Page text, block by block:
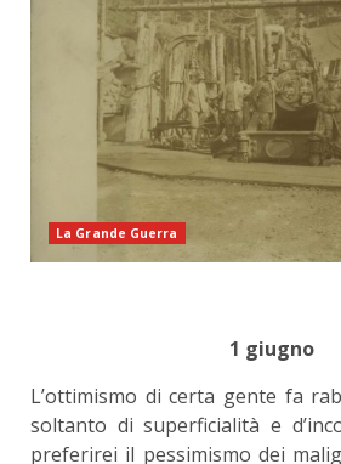
La Grande Guerra
1 giugno
L’ottimismo di certa gente fa
soltanto di superficialità e
preferirei il pessimismo dei